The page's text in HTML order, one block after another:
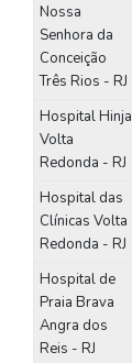
Nossa
Senhora da
Conceição
Três Rios - RJ
Hospital Hinja
Volta
Redonda - RJ
Hospital das
Clínicas Volta
Redonda - RJ
Hospital de
Praia Brava
Angra dos
Reis - RJ